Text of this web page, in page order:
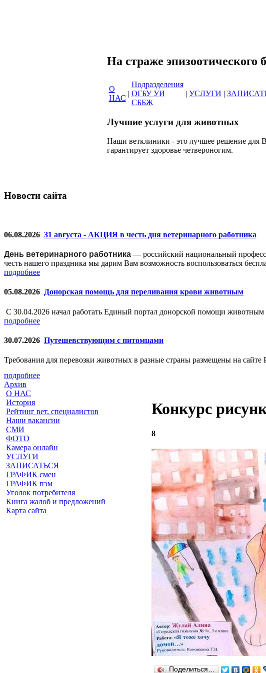
На страже
О
НАС
|
Подразделения
ОГБУ УИ
СББЖ
| УСЛУГИ |
Лучшие услуги для животных
Наши ветклиники - это лучшее решение для
гарантирует здоровье четвероногим.
Новости сайта
06.08.2026 31 августа - АКЦИЯ в честь дня ветеринарного работника
День ветеринарного работника — российский национальный
честь нашего праздника мы дарим Вам возможность воспользоваться
подробнее
05.08.2026 Донорская помощь для переливания крови животным
С 30.04.2026 начал работать Единый портал донорской помощи животным
подробнее
30.07.2026 Путешевствующим с питомцами
Требования для перевозки животных в разные страны размещены на сайте
подробнее
Архив
О НАС
История
Рейтинг вет. специалистов
Наши вакансии
СМИ
ФОТО
Камера онлайн
УСЛУГИ
ЗАПИСАТЬСЯ
ГРАФИК смен
ГРАФИК пэм
Уголок потребителя
Книга жалоб и предложений
Карта сайта
Конкурс
8
Поделиться…